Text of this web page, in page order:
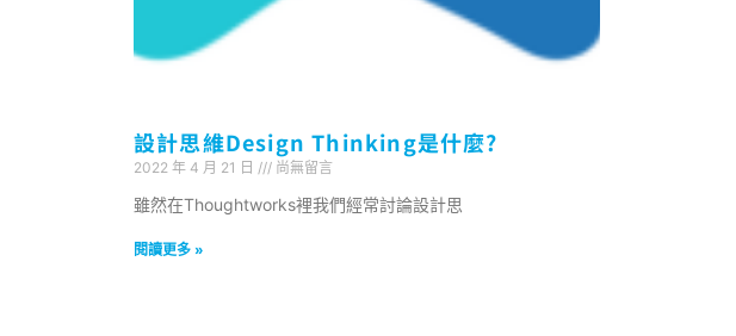
設計思維Design Thinking是什麼?
2022 年 4 月 21 日 尚無留言
雖然在Thoughtworks裡我們經常討論設計思
閱讀更多 »